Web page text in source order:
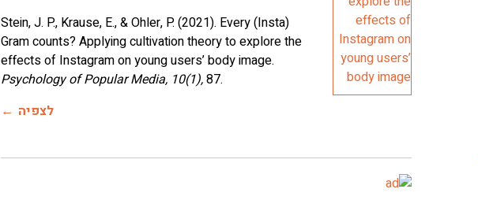
Stein, J. P., Krause, E., & Ohler, P. (2021). Every (Insta)
Gram counts? Applying cultivation theory to explore the
effects of Instagram on young users’ body image.
Psychology of Popular Media, 10(1),87.
לצפיה